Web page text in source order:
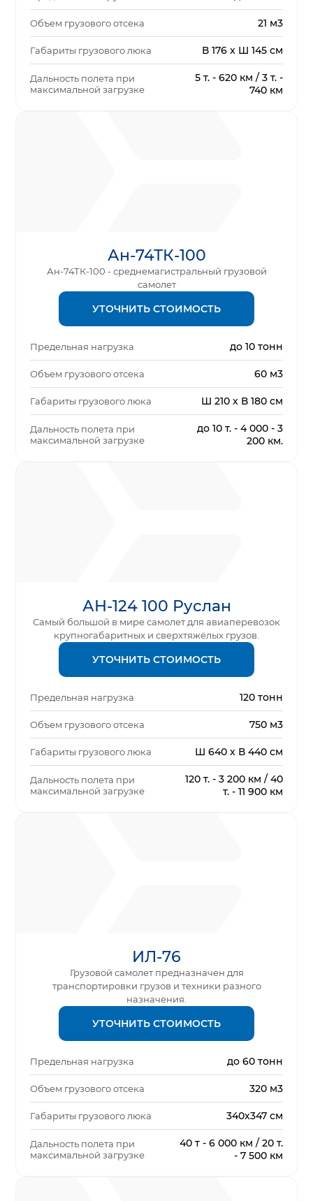
Объем грузового отсека 21 м3
Габариты грузового люка В 176 x Ш 145 см
Дальность полета при
максимальной загрузке
5 т. - 620 км / 3 т. -
740 км
Ан-74ТК-100
Ан-74ТК-100 - среднемагистральный грузовой
самолет
УТОЧНИТЬ СТОИМОСТЬ
Предельная нагрузка до 10 тонн
Объем грузового отсека 60 м3
Габариты грузового люка Ш 210 х В 180 см
Дальность полета при
максимальной загрузке
до 10 т. - 4 000 - 3
200 км.
АН-124 100 Руслан
Самый большой в мире самолет для авиаперевозок
крупногабаритных и сверхтяжёлых грузов.
УТОЧНИТЬ СТОИМОСТЬ
Предельная нагрузка 120 тонн
Объем грузового отсека 750 м3
Габариты грузового люка Ш 640 х В 440 см
Дальность полета при
максимальной загрузке
120 т. - 3 200 км / 40
т. - 11 900 км
ИЛ-76
Грузовой самолет предназначен для
транспортировки грузов и техники разного
назначения.
УТОЧНИТЬ СТОИМОСТЬ
Предельная нагрузка до 60 тонн
Объем грузового отсека 320 м3
Габариты грузового люка 340х347 см
Дальность полета при
максимальной загрузке
40 т - 6 000 км / 20 т.
- 7 500 км